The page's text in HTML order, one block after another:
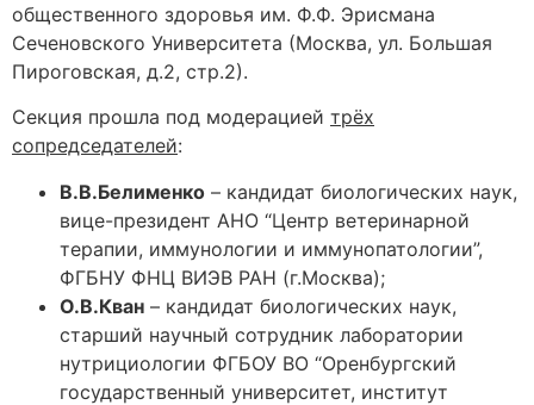
общественного здоровья им. Ф.Ф. Эрисмана
Сеченовского Университета (Москва, ул. Большая
Пироговская, д.2, стр.2).
Секция прошла под модерацией трёх
сопредседателей:
В.В.Белименко – кандидат биологических наук,
вице-президент АНО “Центр ветеринарной
терапии, иммунологии и иммунопатологии”,
ФГБНУ ФНЦ ВИЭВ РАН (г.Москва);
О.В.Кван – кандидат биологических наук,
старший научный сотрудник лаборатории
нутрициологии ФГБОУ ВО “Оренбургский
государственный университет, институт